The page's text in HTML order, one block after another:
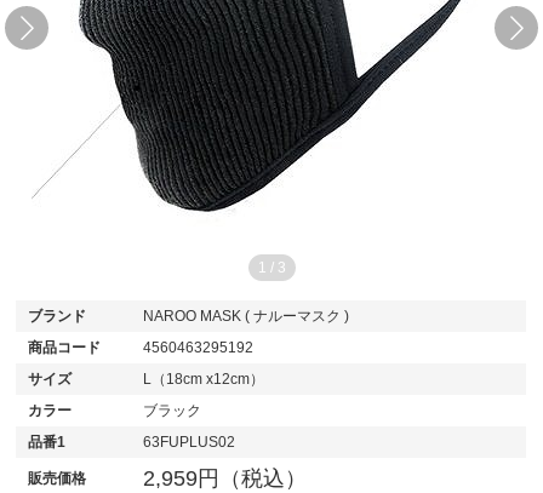
1 / 3
ブランド
NAROO MASK ( ナルーマスク )
商品コード
4560463295192
サイズ
L（18cm x12cm）
カラー
ブラック
品番1
63FUPLUS02
販売価格 2,959円（税込）